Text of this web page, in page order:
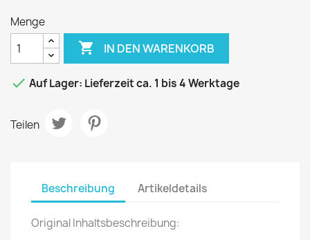
Menge
 IN DEN WARENKORB
 Auf Lager: Lieferzeit ca. 1 bis 4 Werktage
Teilen
Beschreibung Artikeldetails
Original Inhaltsbeschreibung: